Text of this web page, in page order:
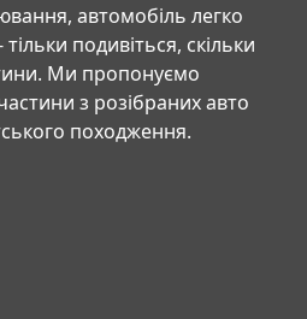
автомобіль легко
подивіться, скільки
Ми пропонуємо
з розібраних авто
походження.